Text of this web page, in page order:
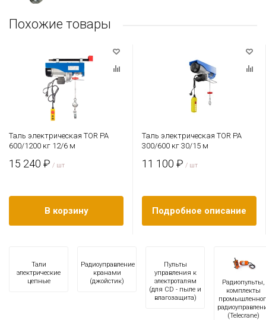
Похожие товары
Таль электрическая TOR PA
600/1200 кг 12/6 м
15 240 ₽ / шт
В корзину
Таль электрическая TOR PA
300/600 кг 30/15 м
11 100 ₽ / шт
Подробное описание
Тали
электрические
цепные
Радиоуправление
кранами
(джойстик)
Пульты
управления к
электроталям
(для CD - пыле и
влагозащита)
Радиопульты,
комплекты
(Telecrane)